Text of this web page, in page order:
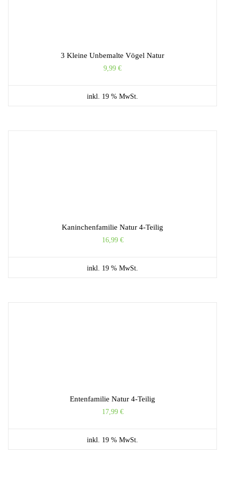
3 Kleine Unbemalte Vögel Natur
9,99 €
inkl. 19 % MwSt.
Kaninchenfamilie Natur 4-Teilig
16,99 €
inkl. 19 % MwSt.
Entenfamilie Natur 4-Teilig
17,99 €
inkl. 19 % MwSt.